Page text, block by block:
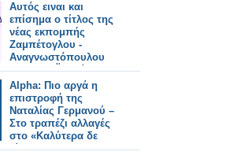
Αυτός ειναι και
επίσημα ο τίτλος της
νέας εκπομπής
Ζαμπέτογλου -
Αναγνωστόπουλου
στον ΣΚΑΪ - Δείτε το
τρειλερ
Alpha: Πιο αργά η
επιστροφή της
Ναταλίας Γερμανού –
Στο τραπέζι αλλαγές
στο «Καλύτερα δε
γίνεται»